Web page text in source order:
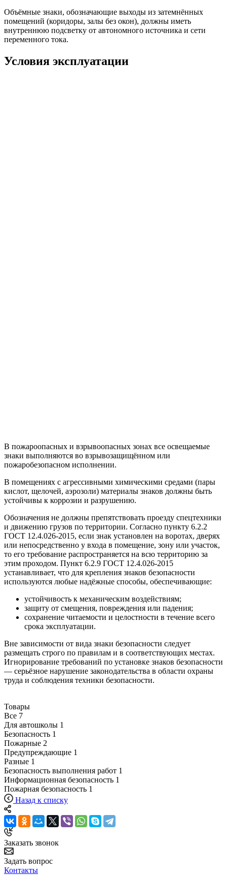
Объёмные знаки, обозначающие выходы из затемнённых
помещений (коридоры, залы без окон), должны иметь
внутреннюю подсветку от автономного источника и сети
переменного тока.
Условия эксплуатации
В пожароопасных и взрывоопасных зонах все освещаемые
знаки выполняются во взрывозащищённом или
пожаробезопасном исполнении.
В помещениях с агрессивными химическими средами (пары
кислот, щелочей, аэрозоли) материалы знаков должны быть
устойчивы к коррозии и разрушению.
Обозначения не должны препятствовать проезду спецтехники
и движению грузов по территории. Согласно пункту 6.2.2
ГОСТ 12.4.026-2015, если знак установлен на воротах, дверях
или непосредственно у входа в помещение, зону или участок,
то его требование распространяется на всю территорию за
этим проходом. Пункт 6.2.9 ГОСТ 12.4.026-2015
устанавливает, что для крепления знаков безопасности
используются любые надёжные способы, обеспечивающие:
устойчивость к механическим воздействиям;
защиту от смещения, повреждения или падения;
сохранение читаемости и целостности в течение всего
срока эксплуатации.
Вне зависимости от вида знаки безопасности следует
размещать строго по правилам и в соответствующих местах.
Игнорирование требований по установке знаков безопасности
— серьёзное нарушение законодательства в области охраны
труда и соблюдения техники безопасности.
Товары
Все 7
Для автошколы 1
Безопасность 1
Пожарные 2
Предупреждающие 1
Разные 1
Безопасность выполнения работ 1
Информационная безопасность 1
Пожарная безопасность 1
Назад к списку
Заказать звонок
Задать вопрос
Контакты